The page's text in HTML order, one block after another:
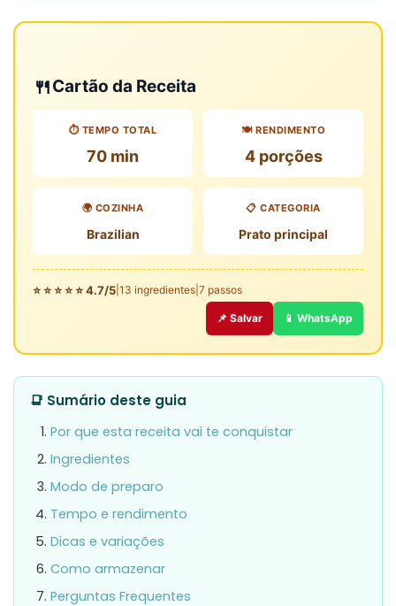
🍴Cartão da Receita
⏱️ TEMPO TOTAL
70 min
🍽️ RENDIMENTO
4 porções
🌍 COZINHA
Brazilian
📋 CATEGORIA
Prato principal
⭐ ⭐ ⭐ ⭐ ⭐ 4.7/5 13 ingredientes 7 passos
📌 Salvar 📱 WhatsApp
📑 Sumário deste guia
Por que esta receita vai te conquistar
Ingredientes
Modo de preparo
Tempo e rendimento
Dicas e variações
Como armazenar
Perguntas Frequentes